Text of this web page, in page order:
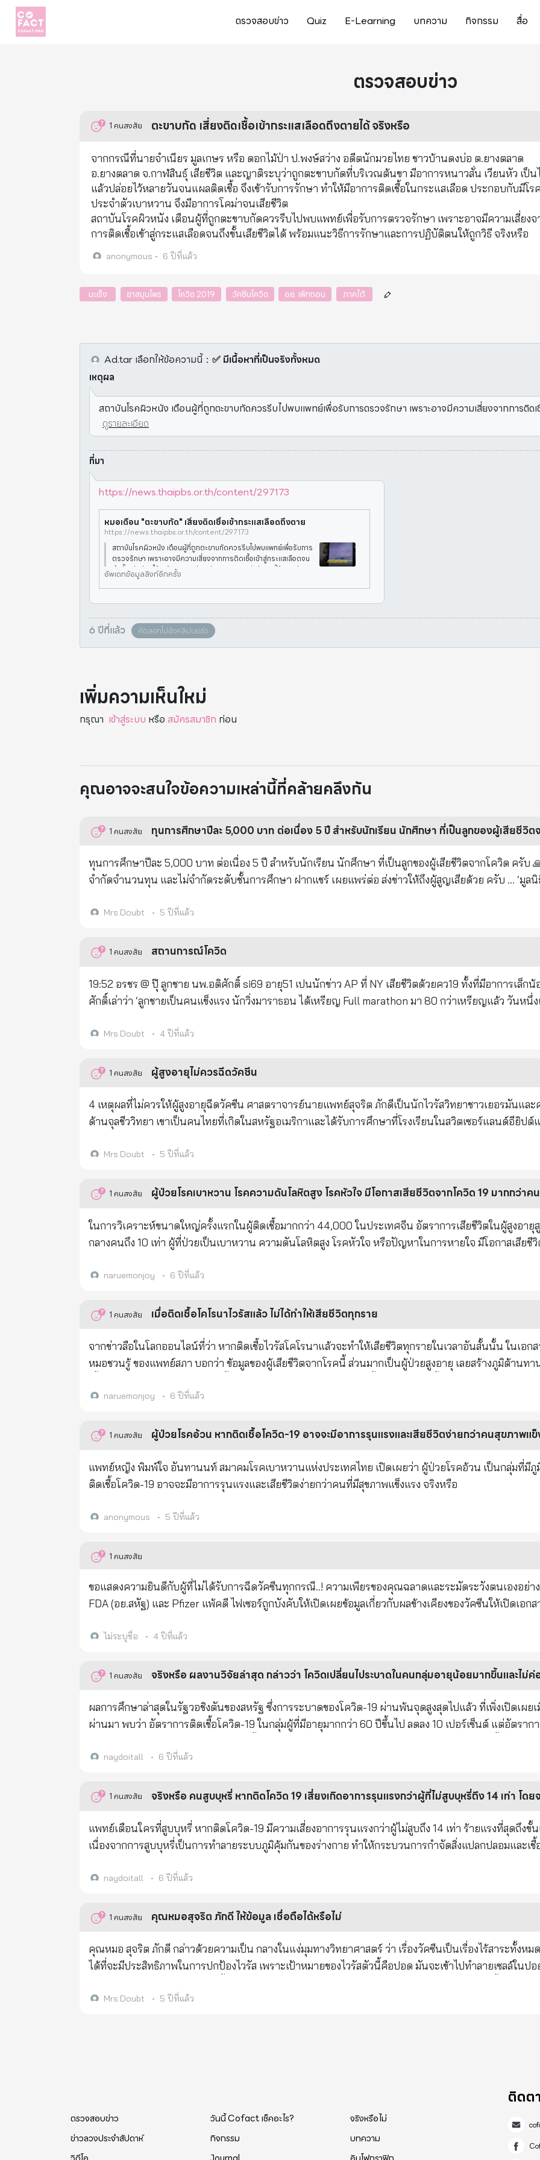
ตรวจสอบข่าว Quiz E-Learning บทความ กิจกรรม สื่อ
ตรวจสอบข่าว
1 คนสงสัย ตะขาบกัด เสี่ยงติดเชื้อเข้ากระแสเลือดถึงตายได้ จริงหรือ
จากกรณีที่นายจำเนียร มูลเกษร หรือ ดอกไม้ป่า ป.พงษ์สว่าง อดีตนักมวยไทย ชาวบ้านดงบ่อ ต.ยางตลาด
อ.ยางตลาด จ.กาฬสินธุ์ เสียชีวิต และญาติระบุว่าถูกตะขาบกัดที่บริเวณต้นขา มีอาการหนาวสั่น เวียนหัว เป็น
แล้วปล่อยไว้หลายวันจนแผลติดเชื้อ จึงเข้ารับการรักษา ทำให้มีอาการติดเชื้อในกระแสเลือด ประกอบกับมีโรค
ประจำตัวเบาหวาน จึงมีอาการโคม่าจนเสียชีวิต
สถาบันโรคผิวหนัง เตือนผู้ที่ถูกตะขาบกัดควรรีบไปพบแพทย์เพื่อรับการตรวจรักษา เพราะอาจมีความเสี่ยงจ
การติดเชื้อเข้าสู่กระแสเลือดจนถึงขั้นเสียชีวิตได้ พร้อมแนะวิธีการรักษาและการปฏิบัติตนให้ถูกวิธี จริงหรือ
anonymous • 6 ปีที่แล้ว
มะเร็ง ยาสมุนไพร โควิด 2019 วัคซีนโควิด อย. เพิกถอน ภาคใต้
Ad.tar เลือกให้ข้อความนี้： ✅ มีเนื้อหาที่เป็นจริงทั้งหมด
เหตุผล
สถาบันโรคผิวหนัง เตือนผู้ที่ถูกตะขาบกัดควรรีบไปพบแพทย์เพื่อรับการตรวจรักษา เพราะอาจมีความเสี่ยงจากการติดเ
ดูรายละเอียด
ที่มา
https://news.thaipbs.or.th/content/297173
หมอเตือน "ตะขาบกัด" เสี่ยงติดเชื้อเข้ากระแสเลือดถึงตาย
https://news.thaipbs.or.th/content/297173
สถาบันโรคผิวหนัง เตือนผู้ที่ถูกตะขาบกัดควรรีบไปพบแพทย์เพื่อรับการ
ตรวจรักษา เพราะอาจมีความเสี่ยงจากการติดเชื้อเข้าสู่กระแสเลือดจน
ถึงขั้นเสียชีวิตได้ พร้อมแนะวิธีการรักษาและการปฏิบัติตนให้ถูกวิธี
อัพเดทข้อมูลลิงก์อีกครั้ง
6 ปีที่แล้ว คัดลอกไปยังคลิปบอร์ด
เพิ่มความเห็นใหม่
กรุณา เข้าสู่ระบบ หรือ สมัครสมาชิก ก่อน
คุณอาจจะสนใจข้อความเหล่านี้ที่คล้ายคลึงกัน
1 คนสงสัย ทุนการศึกษาปีละ 5,000 บาท ต่อเนื่อง 5 ปี สำหรับนักเรียน นักศึกษา ที่เป็นลูกของผู้เสียชีวิต
ทุนการศึกษาปีละ 5,000 บาท ต่อเนื่อง 5 ปี สำหรับนักเรียน นักศึกษา ที่เป็นลูกของผู้เสียชีวิตจากโควิด ครับ
จำกัดจำนวนทุน และไม่จำกัดระดับชั้นการศึกษา ฝากแชร์ เผยแพร่ต่อ ส่งข่าวให้ถึงผู้สูญเสียด้วย ครับ … ‘มูลนิธิสมเด็จพระ
ให้นักเรียนนักศึกษาที่เป็นบุตรของผู้เสียชีวิตจากโรคติดเชื้อไวรัส ‘โควิด-๑๙’ โดยไม่จำกัดจำนวนทุน และไม่จ
ประสงค์สนับสนุนทุนการศึกษา เพื่อช่วยเหลือนักเรียน นิสิต นักศึกษา ผู้เป็นบุตรของผู้เสียชีวิตจากโรค “โควิด-๑๙” แ
เพียงมุ่งหวังให้ทุนนี้เป็นส่วนหนึ่งของการส่งเสริมให้กำลังใจ และสนับสนุนสร้างคนดี คนเก่ง มีคุณธรรมในสังคม
ให้การจัดสรรทุนการศึกษา เป็นไปด้วยความเรียบร้อยทั่วถึง จึงกำหนดรายละเอียด วัตถุประสงค์ คุณสมบัติ เอ
สมเด็จพระวันรัต ประธานกรรมการมูลนิธิสมเด็จพระญาณสังวร สมเด็จพระสังฆราช วัดบวรนิเวศวิหาร ในพระ
โรคติดเชื้อไวรัส “โควิด-๑๙” คุณสมบัติของผู้สมัคร ๑. เป็นผู้มีสัญชาติไทย ๒. เป็นบุตรของผู้เสียชีวิตจากโรค “โควิด-๑๙” ๓.
กำลังศึกษาอยู่ เอกสารการยื่นใบสมัคร ๑. สำเนามรณะบัตรของบิดาหรือมารดาที่ระบุว่าเสียชีวิตจากโรค “โควิด-
สำเนาบัตรประจำตัวหรือหนังสือรับรองสถานภาพ นักเรียน นิสิต นักศึกษา ๓. สำเนาระเบียนแจ้งผลการศึกษาในภาคเรียน
ที่ผ่านมา โดยมีอาจารย์ที่ปรึกษาลงนามรับรอง ๔. สำเนาทะเบียนบ้านทั้งของผู้รับทุนและผู้เสียชีวิต ๕. สำเนา
เงินฝากธนาคาร ที่เป็นชื่อของนักเรียน นิสิต นักศึกษา เกณฑ์การคัดเลือก มูลนิธิฯ จะคัดเลือกจากข้อมูลตามเอกสารการ
สมัครที่ครบถ้วน ผ่านช่องทางการรับสมัคร และจะพิจารณาตามขั้นตอนของมูลนิธิฯ ทั้งนี้ ผลการพิจารณาถือเ
ประกาศนี้ ซึ่งได้รับทุนการศึกษาในปี ๒๕๖๔ แล้ว จะได้รับทุนต่อเนื่องไปอีก ๔ ปี ๒. ผู้ที่ได้รับทุนต่อเนื่อง ๕ ปี จะต้องส่ง
เอกสารไปยังมูลนิธิฯ ทุกปี เพื่อส่งหลักฐานการศึกษาให้เป็นปัจจุบัน กรอกข้อมูลรับทุนที่
https://www.facebook.com/135197050358369/posts/1017057262172339/
Mrs.Doubt • 5 ปีที่แล้ว
1 คนสงสัย สถานการณ์โควิด
19:52 อรชร @ ปุ๊ ลูกชาย นพ.อดิศักดิ์ si69 อายุ51 เปนนักข่าว AP ที่ NY เสียชีวิตด้วยคว19 ทั้งที่มีอาการเล็กน้อย อจ.
ศักดิ์เล่าว่า ‘ลูกชายเป็นคนแข็งแรง นักวิ่งมาราธอน ได้เหรียญ Full marathon มา 80 กว่าเหรียญแล้ว วันหนึ่งเมื่อเร็วๆนี้
ตลอด จนกระทั่งมีอาการ breathing issue ถึงได้ไป ER ใน Manhattan พบ Pneumonia เข้า ICU on
fatigue ควรรับไว้พิจารณาด้วย.. 19:52 อรชร @ ปุ๊ For your information นะคะ จาก เพื่อนรัก พี่เปิ้ลซึ่งเป็น อ
ท่านหนึ่งติดโควิดแล้วหาเตียงตามสิทธิ UC รักษาในรพ.ของรัฐไม่ได้ ขณะนี้อาการหนักต้องใส่ท่อช่วยหายใจอยู่ใน ICU
รพ.เอกชนแห่งหนี่ง ทุก ๆ วันมีญาติ ๆ และเพื่อน ๆ ปรึกษาผมมาวันละหลาย ๆ รายว่าติดโควิดแต่หาที่รับยาและ/หรือหา
เดียวกันจำนวนมาก ในฐานะที่ผมเป็นแพทย์คนหนึ่งที่ยังตรวจผู้ป่วยที่รพ.อยู่เป็นประจำ ประเมินจากสถานการณ์จริงว่า
อาการหนัก (ทั้ง 3 แบบต่างก็แพร่เชื้อไปสู่ผู้อื่นได้ทั้งสิ้น) ซึ่งเพื่อน ๆ แพทย์ของผมที่อยู่หน้างานจริงต่างก็คิดเหมือน
นั้นผมจึงขอให้พี่น้องประชาชนทุก ๆ ท่านอย่าประมาทและการ์ดอย่าตกอย่างเด็ดขาดเพราะบางรายแม้ไม่ได้อ
608 และฉีดวัคซีนแล้วไม่ต่ำกว้า 3 เข็มติดแล้วต้องใส่ท่อช่วยหายใจก็ยังมีให้เห็น อีกทั้งโควิดไม่เหมือนไข้หวัดใหญ่ที่หายแล้ว
จบ หากแต่ภายหลังหายแล้วระยะหนึ่งอาจเกิด MIS-C (Multisystem Inflammatory Syndrome in Children) กับลูก
หลานของท่านซึ่งเป็นการอักเสบของหลาย ๆ อวัยวะพร้อม ๆ กันทำให้อาจเสียชีวิตได้ รวมทั้งทุก ๆ ท่านที่ติดเมื่อหายแล้วยัง
อาจเกิด Long Covid ในระยะยาวที่มีอาการได้ทั้งทางสมองและทางร่างกายทุก ๆ ส่วน กับท่านได้อีกด้วยนะครับ ด้วยคว
Mrs.Doubt • 4 ปีที่แล้ว
1 คนสงสัย ผู้สูงอายุไม่ควรฉีดวัคซีน
4 เหตุผลที่ไม่ควรให้ผู้สูงอายุฉีดวัคซีน ศาสตราจารย์นายแพทย์สุจริต ภักดีเป็นนักไวรัสวิทยาชาวเยอรมันและศาสตราจารย์
ด้านจุลชีววิทยา เขาเป็นคนไทยที่เกิดในสหรัฐอเมริกาและได้รับการศึกษาที่โรงเรียนในสวิตเซอร์แลนด์อียิปต์และไทย เขา
สุจริต ภักดี อายุ 73 ปี บอกว่าจะไม่ยอมให้ฉีดวัคซีนป้องกัน Covid -19 อย่างเด็ดขาดและนี่คือ 4 เหตุผลของท่าน 1. วัคซี
กับคนหนุ่มสาวที่แข็งแรง เท่านั้น ราวครึ่งนึงมีไข้ หนาวสั่น ปวดกล้ามเนื้อ มีภาวะบวมน้ำเหลือง ปวดหัว และไม่สบาย ดังนั้น
อย่างไร 2. วัคซีนมีส่วนประกอบหลายอย่างซึ่งสารหรือสิ่งที่ถูกห่อหุ้ม (mRNA) อาจทำให้เกิดการแพ้อย่างรุนแรง 3. วัคซีนนี้
อาจทำให้เกิดปฎิกริยาเกินจริง (Overreaction) กับการติดเชื้อที่เกิดขึ้นตามธรรมชาติตามมา เช่นไข้หวัดใหญ่ วั
ขยาย (Amplification) ของระบบภูมิคุ้มกันเพื่อทำปฎิกริยากับโรค ส่งผลให้สัตว์ทดลองเกือบเสียชีวิต ซึ่งเป็นเรื่อ
เซลล์ที่ไม่ได้ติดเชื้อด้วย และมันจะผลิตไวรัสโปรตีนในเซลล์ของเรา ทำเซลล์ของเราให้เป็นโรงงานผลิตโปรตีน แ
เกิดอาการแพ้ภูมิตัวเอง รวมทั้งอาจส่งผลถึงภาวะเส้นเลือดอุดตัน ซึ่งอาจทำให้เสียชีวิตได้ 4. วัคซีนนี้ไม่ควรใช้กับสตรีมีครรภ์
(BioNtechไบโอเอนเทค ถึงกับห้ามให้วัคซีนกับสตรมีครรภ์เลยทีเดียว) และหากสตรีได้รับการฉีดวัคซีนนี้แล้วก็
ครรภ์ในระยะ 2 เดือนหลังจากได้รับวัคซีน Cr. V.Chalermchai ผู้แปล
Mrs.Doubt • 5 ปีที่แล้ว
1 คนสงสัย ผู้ป่วยโรคเบาหวาน โรคความดันโลหิตสูง โรคหัวใจ มีโอกาสเสียชีวิตจากโควิด 19 มากกว่า
ในการวิเคราะห์ขนาดใหญ่ครั้งแรกในผู้ติดเชื้อมากกว่า 44,000 ในประเทศจีน อัตราการเสียชีวิตในผู้สูงอายุ
กลางคนถึง 10 เท่า ผู้ที่ป่วยเป็นเบาหวาน ความดันโลหิตสูง โรคหัวใจ หรือปัญหาในการหายใจ มีโอกาสเสียชี
naruemonjoy • 6 ปีที่แล้ว
1 คนสงสัย เมื่อติดเชื้อโคโรนาไวรัสแล้ว ไม่ได้ทำให้เสียชีวิตทุกราย
จากข่าวลือในโลกออนไลน์ที่ว่า หากติดเชื้อไวรัสโคโรนาแล้วจะทำให้เสียชีวิตทุกรายในเวลาอันสั้นนั้น ในเอก
หมอชวนรู้ ของแพทย์สภา บอกว่า ข้อมูลของผู้เสียชีวิตจากโรคนี้ ส่วนมากเป็นผู้ป่วยสูงอายุ เลยสร้างภูมิต้านท
การหายใจล้มเหลวเฉียบพลัน ส่วนผู้ที่มีปอดแข็งแรง ก็สามารถทนต่อการก่อโรคของเชื้อที่ค่อยๆ เพิ่มขึ้นจนถึงเว
กว่าจึงป่วยและฟื้นตัวได้ทันจากภูมิต้านทานของตนเอง
naruemonjoy • 6 ปีที่แล้ว
1 คนสงสัย ผู้ป่วยโรคอ้วน หากติดเชื้อโควิด-19 อาจจะมีอาการรุนแรงและเสียชีวิตง่ายกว่าคนสุขภาพแ
แพทย์หญิง พิมพ์ใจ อันทานนท์ สมาคมโรคเบาหวานแห่งประเทศไทย เปิดเผยว่า ผู้ป่วยโรคอ้วน เป็นกลุ่มที่มี
ติดเชื้อโควิด-19 อาจจะมีอาการรุนแรงและเสียชีวิตง่ายกว่าคนที่มีสุขภาพแข็งแรง จริงหรือ
anonymous • 5 ปีที่แล้ว
1 คนสงสัย
ขอแสดงความยินดีกับผู้ที่ไม่ได้รับการฉีดวัคซีนทุกกรณี..! ความเพียรของคุณฉลาดและระมัดระวังตนเองอย่า
FDA (อย.สหัฐ) และ Pfizer แพ้คดี ไฟเซอร์ถูกบังคับให้เปิดเผยข้อมูลเกี่ยวกับผลข้างเคียงของวัคซีนให้เปิดเอกสารผลข้าง
มีกำหนดจะนำข้อมูลออกให้ประชาชนรู้ในปี 2085 คืออีก 63 ปีข้างหน้า รายงานนี้เป็นองค์กรไม่แสวงหาผลกำไร
จริงเกี่ยวกับผลข้างเคียงของวัคซีนต่อมนุษย์จากบริษัทยาเช่น ไฟเซอร์ FDA ได้ปฏิเสธว่าจะต้องใช้เวลาอย่างน้
นี้ จึงทำให้บริษัท Pfizer จะต้องเปิดเผยข้อมูลทั้งหมดต่อสาธารณะเป็นชุดๆ หลังจากที่ศาลมีคำพิพากษาให้
งั้นก็เข้าคุก) นี่เป็นผลข้างเคียงของวัคซีน (Vaccine Side Effect) ที่เผยแพร่ครั้งแรกต่อสายตาชาวโลก ซึ่งเป็นข้
ระบุชัดว่า ทางบริษัท Pfizer ได้ใส่เชื้อไวรัส อันก่อให้เกิดโรคเข้าไป เพื่อให้ประชาชนเจ็บป่วย เพื่อจะได้ขายยา
อักเสบเฉียบพลัน, - การบาดเจ็บที่ไตเฉียบพลัน, - จอประสาทตา macular ภายนอกเฉียบพลัน, - cardiomyopathy
เฉียบพลัน, - ระบบทางเดินหายใจล้มเหลวเฉียบพลัน, - vasculitis บริเวณที่ฉีด, - อาการชัก, - ผมร่วงเป็นหย่อมๆ, - อาการ
ช็อกจากภูมิแพ้, - แอนาฟิแล็กซิสของการตั้งครรภ์, - โรคโลหิตจางชนิดอะพลาสติก, - ภาวะโรคลิ่มเลือด, - หัวใจเต้นผิด
จังหวะ หอบหืด, - หลอดลมหดเกร็ง, - หัวใจหยุดเต้น, - หัวใจล้มเหลว, - ไม่สบายแน่นหน้าอก, สำลัก, -glomerulonephritis
แพ้ภูมิตัวเองเรื้อรัง, - โรคลูปัสผิวหนังเรื้อรัง erythematosus, - ลมพิษที่เกิดขึ้นเองเรื้อรัง, - โรคโลหิตจาง
อาการลำไส้ใหญ่บวม, - โรคผิวหนัง, - โรคเบาหวาน, - งูสวัดกระจาย, - เส้นเลือดอุดตันในสมอง, - ความผิดปกติของต่อมไร้
ริดสีดวงทวาร, - ปากมดลูกอักเสบ, - โรคลูปัส โรคกระเพาะปัสสาวะอักเสบ, - โรคลูปัส โรคไข้สมองอักเสบ, - หล
ตีบ, - myasthenia gravis ทารกแรกเกิด, - โรคไขข้อ, - โรคหูน้ำหนวกไม่ติดเชื้อ, - ไทรอยด์อักเสบ, - โรคตับอักเสบ...
ตัวอย่างไวรัสดังกล่าวยังไม่หมด นี้เป็นเพียงข้อมูล 10 แผ่นที่เปิดเผยออกมาจากทั้งหมด 85,000 แผ่น ที่จะทะยอยออกมา
ตามคำสั่งของศาล เชื้อไวรัสที่ผสมในวัคซีน ดังปรากฏข้างต้นมีปฏิกิริยามากกว่าหนึ่งพันแบบ ไม่จำกัดเฉพาะผล
อาการไม่สบายกายที่หลายคนจะมี เป็นพฤติกรรมทางเลือกที่ทำร้ายตัวเองเพราะกลัว... จากการทดสอบ
ไม่ระบุชื่อ • 4 ปีที่แล้ว
1 คนสงสัย
ผลการศึกษาล่าสุดในรัฐวอชิงตันของสหรัฐ ซึ่งการระบาดของโควิด-19 ผ่านพ้นจุดสูงสุดไปแล้ว ที่เพิ่งเปิดเผย
ผ่านมา พบว่า อัตราการติดเชื้อโควิด-19 ในกลุ่มผู้ที่มีอายุมากกว่า 60 ปีขึ้นไป ลดลง 10 เปอร์เซ็นต์ แต่อัตราก
มะเร็งในระยะรุนแรง มีความเสี่ยงเพิ่มขึ้น 5 เท่า ที่จะเสียชีวิตภายใน 30 วัน เมื่อเทียบกับผู้ติดเชื้อโควิด-19 ที่โรค
naydoitall • 6 ปีที่แล้ว
1 คนสงสัย
แพทย์เตือนใครที่สูบบุหรี่ หากติดโควิด-19 มีความเสี่ยงอาการรุนแรงกว่าผู้ไม่สูบถึง 14 เท่า ร้ายแรงที่สุดถึงขั้
เนื่องจากการสูบบุหรี่เป็นการทำลายระบบภูมิคุ้มกันของร่างกาย ทำให้กระบวนการกำจัดสิ่งแปลกปลอมและเชื้
naydoitall • 6 ปีที่แล้ว
1 คนสงสัย คุณหมอสุจริต ภักดี ให้ข้อมูล เชื่อถือได้หรือไม่
คุณหมอ สุจริต ภักดี กล่าวด้วยความเป็น กลางในแง่มุมทางวิทยาศาสตร์ ว่า เรื่องวัคซีนเป็นเรื่องไร้สาระทั้งหมด เป็นไปไม่
ได้ที่จะมีประสิทธิภาพในการปกป้องไวรัส เพราะเป้าหมายของไวรัสตัวนี้คือปอด มันจะเข้าไปทำลายเซลล์ในป
เลือด แต่มันถูกฉึดเข้าไปทางกระแสเลือด ซึ่งมันเป็นไม่ได้เลยที่จะช่วยป้องกันปอดของคุณ ใครที่คิดว่าการฉีดวั
ขา หรือใบหน้า การกระตุกของร่างกาย หรือควบคุมตัวเองไมได้ จนกระทั่งเส้นเลือดอุดตัน หรือถึงขั้นเสียชีวิต ท่านออกมา
เตือนด้วยความเป็นห่วงลูกหลาน ทุกคนในครอบครัว และทุกคนรอบๆตัว หากมีการบังคับฉีดวัคซีน อย่าเชื่อกา
ขอร้องล่ะ ใครที่รับวัคซีนไปแล้วอย่าไปรับซ้ำอีก เม็ดเลือดขาวของคุณจะต้องทำงานหนักมากขึ้นๆ หากต้องฉีดซ้ำ
หลายๆครั้ง เราต้องทำอะไรสักอย่างเพื่อหยุดยั้งและปกป้องหายนะครั้งนี้
Mrs.Doubt • 5 ปีที่แล้ว
ตรวจสอบข่าว วันนี้ Cofact เช็คอะไร?
จริงหรือไม่
ข่าวลวงประจำสัปดาห์
กิจกรรม
บทความ
ติดต